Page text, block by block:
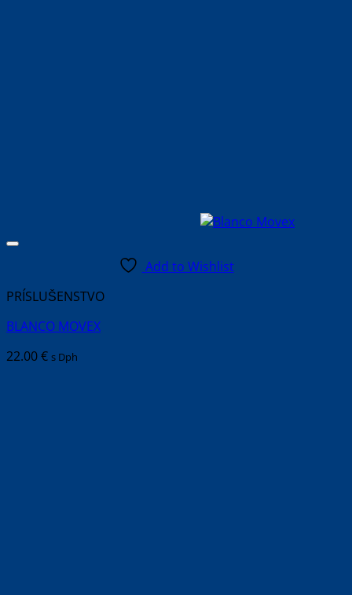
Add to Wishlist
PRÍSLUŠENSTVO
BLANCO MOVEX
22.00€ s Dph